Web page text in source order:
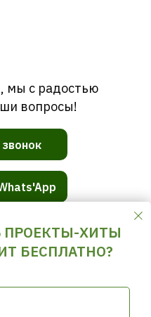
мы с радостью
вопросы!
ПРОЕКТЫ-ХИТЫ
БЕСПЛАТНО?